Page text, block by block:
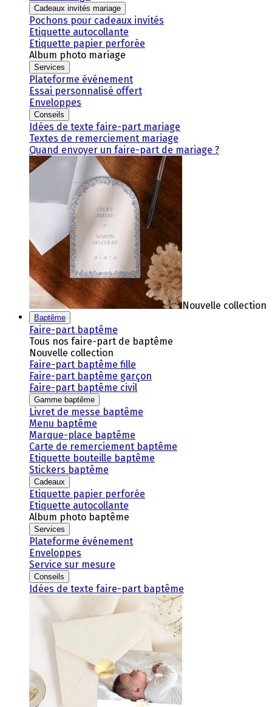
Cadeaux invités mariage
Pochons pour cadeaux invités
Etiquette autocollante
Etiquette papier perforée
Album photo mariage
Services
Plateforme événement
Essai personnalisé offert
Enveloppes
Conseils
Idées de texte faire-part mariage
Textes de remerciement mariage
Quand envoyer un faire-part de mariage ?
Nouvelle collection
Baptême
Faire-part baptême
Tous nos faire-part de baptême
Nouvelle collection
Faire-part baptême fille
Faire-part baptême garçon
Faire-part baptême civil
Gamme baptême
Livret de messe baptême
Menu baptême
Marque-place baptême
Carte de remerciement baptême
Etiquette bouteille baptême
Stickers baptême
Cadeaux
Etiquette papier perforée
Etiquette autocollante
Album photo baptême
Services
Plateforme événement
Enveloppes
Service sur mesure
Conseils
Idées de texte faire-part baptême